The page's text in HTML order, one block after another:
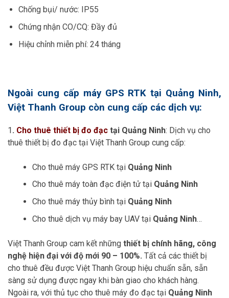
Chống bụi/ nước: IP55
Chứng nhận CO/CQ: Đầy đủ
Hiệu chỉnh miễn phí: 24 tháng
Ngoài cung cấp máy GPS RTK tại Quảng Ninh,
Việt Thanh Group còn cung cấp các dịch vụ:
1. Cho thuê thiết bị đo đạc tại Quảng Ninh: Dịch vụ cho
thuê thiết bị đo đạc tại Việt Thanh Group cung cấp:
Cho thuê máy GPS RTK tại Quảng Ninh
Cho thuê máy toàn đạc điện tử tại Quảng Ninh
Cho thuê máy thủy bình tại Quảng Ninh
Cho thuê dịch vụ máy bay UAV tại Quảng Ninh…
Việt Thanh Group cam kết những thiết bị chính hãng, công
nghệ hiện đại với độ mới 90 – 100%. Tất cả các thiết bị
cho thuê đều được Việt Thanh Group hiệu chuẩn sẵn, sẵn
sàng sử dụng được ngay khi bàn giao cho khách hàng.
Ngoài ra, với thủ tục cho thuê máy đo đạc tại Quảng Ninh